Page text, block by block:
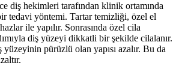
diş hekimleri tarafından klinik ortamında
tedavi yöntemi. Tartar temizliği, özel el
ile yapılır. Sonrasında özel cila
diş yüzeyi dikkatli bir şekilde cilalanır.
pürüzlü olan yapısı azalır. Bu da